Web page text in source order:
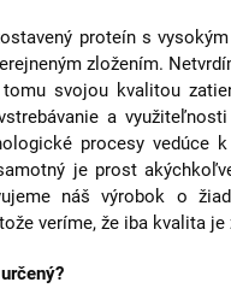
proteín s
zložením.
svojou kvalitou
a
procesy vedúce
je prost
náš výrobok o
veríme, že iba kvalita